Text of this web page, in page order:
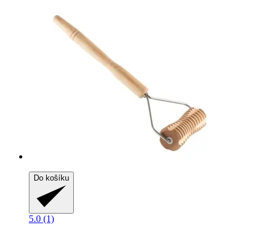
Do košíku
5.0 (1)